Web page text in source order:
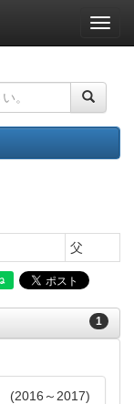
ナ
ビ
ー
ョ
ン
父
1
2016～2017